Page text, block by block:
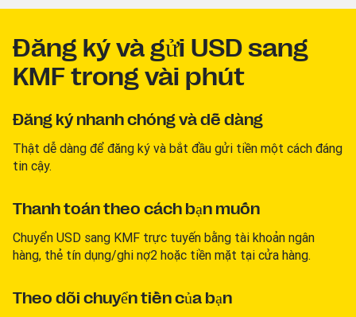
Đăng ký và gửi USD sang
KMF trong vài phút
Đăng ký nhanh chóng và dễ dàng
Thật dễ dàng để đăng ký và bắt đầu gửi tiền một cách đáng
tin cậy.
Thanh toán theo cách bạn muốn
Chuyển USD sang KMF trực tuyến bằng tài khoản ngân
hàng, thẻ tín dụng/ghi nợ2 hoặc tiền mặt tại cửa hàng.
Theo dõi chuyển tiền của bạn